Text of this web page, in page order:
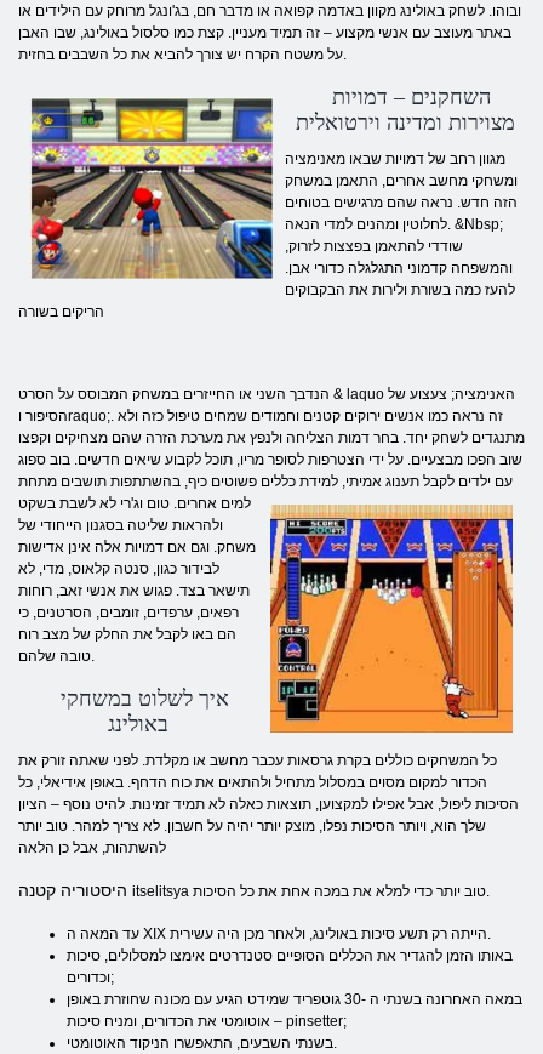
ובוהו. לשחק באולינג מקוון באדמה קפואה או מדבר חם, בג'ונגל מרוחק עם הילידים או
באתר מעוצב עם אנשי מקצוע – זה תמיד מעניין. קצת כמו סלסול באולינג, שבו האבן
על משטח הקרח יש צורך להביא את כל השבבים בחזית.
מצוירות ומדינה וירטואלית
מגוון רחב של דמויות שבאו מאנימציה
ומשחקי מחשב אחרים, התאמן במשחק
הזה חדש. נראה שהם מרגישים בטוחים
לחלוטין ומהנים למדי הנאה. &Nbsp;
שודדי להתאמן בפצצות לזרוק,
והמשפחה קדמוני התגלגלה כדורי אבן.
להעז כמה בשורת ולירות את הבקבוקים
הריקים בשורה
הנדבך השני או החייזרים במשחק המבוסס על הסרט & laquo האנימציה; צעצוע של
הסיפור וraquo;. זה נראה כמו אנשים ירוקים קטנים וחמודים שמחים טיפול כזה ולא
מתנגדים לשחק יחד. בחר דמות הצליחה ולנפץ את מערכת הזרה שהם מצחיקים וקפצו
שוב הפכו מבצעיים. על ידי הצטרפות לסופר מריו, תוכל לקבוע שיאים חדשים. בוב ספוג
עם ילדים לקבל תענוג אמיתי, למידת כללים פשוטים כיף, בהשתתפות תושבים מתחת
למים אחרים. טום וג'רי לא לשבת בשקט
ולהראות שליטה בסגנון הייחודי של
משחק. וגם אם דמויות אלה אינן אדישות
לבידור כגון, סנטה קלאוס, מדי, לא
תישאר בצד. פגוש את אנשי זאב, רוחות
רפאים, ערפדים, זומבים, הסרטנים, כי
הם באו לקבל את החלק של מצב רוח
טובה שלהם.
באולינג
כל המשחקים כוללים בקרת גרסאות עכבר מחשב או מקלדת. לפני שאתה זורק את
הכדור למקום מסוים במסלול מתחיל ולהתאים את כוח הדחף. באופן אידיאלי, כל
הסיכות ליפול, אבל אפילו למקצוען, תוצאות כאלה לא תמיד זמינות. להיט נוסף – הציון
שלך הוא, ויותר הסיכות נפלו, מוצק יותר יהיה על חשבון. לא צריך למהר. טוב יותר
להשתהות, אבל כן הלאה
itselitsya טוב יותר כדי למלא את במכה אחת את כל הסיכות.
עד המאה ה XIX הייתה רק תשע סיכות באולינג, ולאחר מכן היה עשירית.
באותו הזמן להגדיר את הכללים הסופיים סטנדרטים אימצו למסלולים, סיכות
וכדורים;
במאה האחרונה בשנתי ה -30 גוטפריד שמידט הגיע עם מכונה שחוזרת באופן
אוטומטי את הכדורים, ומניח סיכות – pinsetter;
בשנתי השבעים, התאפשרו הניקוד האוטומטי.